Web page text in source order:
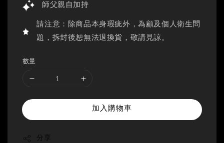
師父親自加持
請注意：除商品本身瑕疵外，為顧及個人衛生問
題，拆封後恕無法退換貨，敬請見諒。
數量
加入購物車
分享